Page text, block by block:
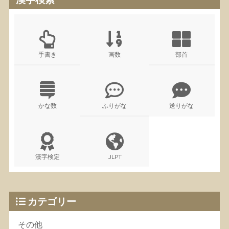
手書き 画数 部首
かな数 ふりがな 送りがな
漢字検定 JLPT
カテゴリー
その他